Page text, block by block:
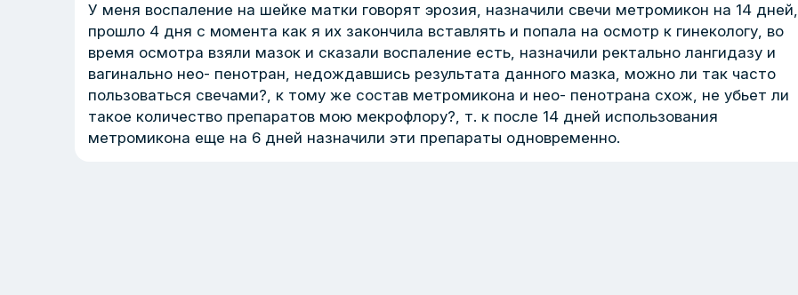
У меня воспаление на шейке матки говорят эрозия, назначили свечи метромикон на 14 дней,
прошло 4 дня с момента как я их закончила вставлять и попала на осмотр к гинекологу, во
время осмотра взяли мазок и сказали воспаление есть, назначили ректально лангидазу и
вагинально нео- пенотран, недождавшись результата данного мазка, можно ли так часто
пользоваться свечами?, к тому же состав метромикона и нео- пенотрана схож, не убьет ли
такое количество препаратов мою мекрофлору?, т. к после 14 дней использования
метромикона еще на 6 дней назначили эти препараты одновременно.